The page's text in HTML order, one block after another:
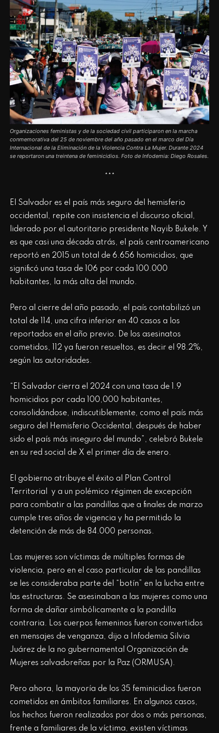
Organizaciones feministas y de la sociedad civil participaron en la marcha
conmemorativa del 25 de noviembre del año pasado en el marco del Día
Internacional de la Eliminación de la Violencia Contra La Mujer. Durante 2024
se reportaron una treintena de feminicidios. Foto de Infodemia: Diego Rosales.
***
El Salvador es el país más seguro del hemisferio
occidental, repite con insistencia el discurso oficial,
liderado por el autoritario presidente Nayib Bukele. Y
es que casi una década atrás, el país centroamericano
reportó en 2015 un total de 6.656 homicidios, que
significó una tasa de 106 por cada 100.000
habitantes, la más alta del mundo.
Pero al cierre del año pasado, el país contabilizó un
total de 114, una cifra inferior en 40 casos a los
reportados en el año previo. De los asesinatos
cometidos, 112 ya fueron resueltos, es decir el 98.2%,
según las autoridades.
“El Salvador cierra el 2024 con una tasa de 1.9
homicidios por cada 100,000 habitantes,
consolidándose, indiscutiblemente, como el país más
seguro del Hemisferio Occidental, después de haber
sido el país más inseguro del mundo”, celebró Bukele
en su red social de X el primer día de enero.
El gobierno atribuye el éxito al Plan Control
Territorial y a un polémico régimen de excepción
para combatir a las pandillas que a finales de marzo
cumple tres años de vigencia y ha permitido la
detención de más de 84.000 personas.
Las mujeres son víctimas de múltiples formas de
violencia, pero en el caso particular de las pandillas
se les consideraba parte del “botín” en la lucha entre
las estructuras. Se asesinaban a las mujeres como una
forma de dañar simbólicamente a la pandilla
contraria. Los cuerpos femeninos fueron convertidos
en mensajes de venganza, dijo a Infodemia Silvia
Juárez de la no gubernamental Organización de
Mujeres salvadoreñas por la Paz (ORMUSA).
Pero ahora, la mayoría de los 35 feminicidios fueron
cometidos en ámbitos familiares. En algunos casos,
los hechos fueron realizados por dos o más personas,
frente a familiares de la víctima, existen víctimas